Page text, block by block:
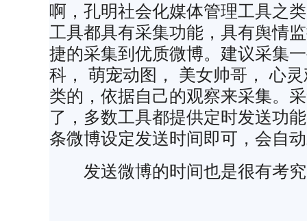
啊，孔明社会化媒体管理工具之
工具都具有采集功能，具有舆情
捷的采集到优质微博。建议采集
科， 萌宠动图， 美女帅哥， 心
类的，依据自己的观察来采集。
了，多数工具都提供定时发送功
条微博设定发送时间即可，会自
发送微博的时间也是很有考究